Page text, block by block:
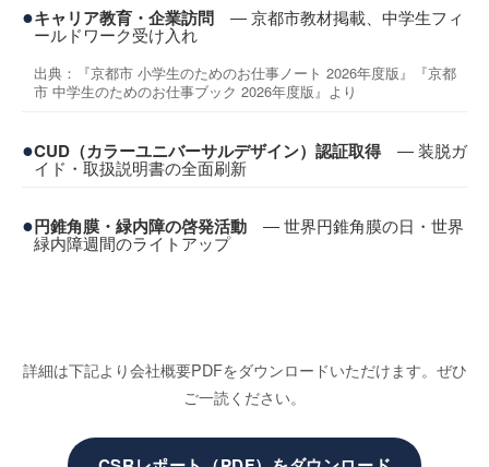
●キャリア教育・企業訪問 ― 京都市教材掲載、中学生フィ
ールドワーク受け入れ
出典：『京都市 小学生のためのお仕事ノート 2026年度版』『京都
市 中学生のためのお仕事ブック 2026年度版』より
●CUD（カラーユニバーサルデザイン）認証取得― 装脱ガ
イド・取扱説明書の全面刷新
●円錐角膜・緑内障の啓発活動 ― 世界円錐角膜の日・世界
緑内障週間のライトアップ
詳細は下記より会社概要PDFをダウンロードいただけます。ぜひ
ご一読ください。